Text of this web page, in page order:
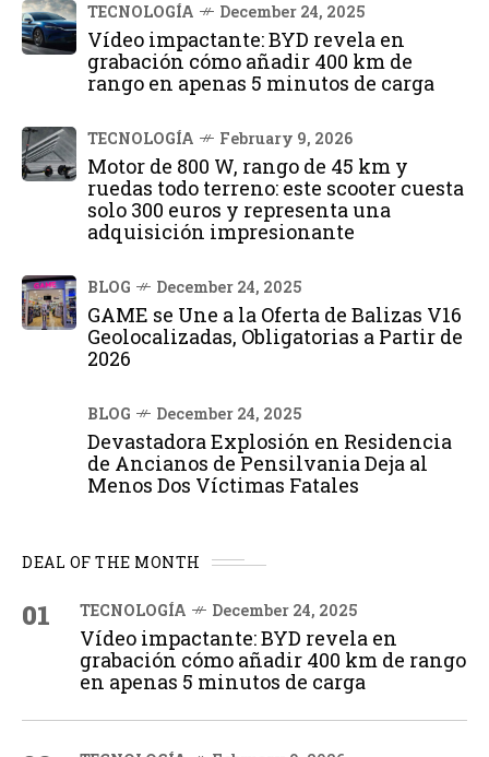
TECNOLOGÍA December 24, 2025
Vídeo impactante: BYD revela en
grabación cómo añadir 400 km de
rango en apenas 5 minutos de carga
TECNOLOGÍA February 9, 2026
Motor de 800 W, rango de 45 km y
ruedas todo terreno: este scooter cuesta
solo 300 euros y representa una
adquisición impresionante
BLOG December 24, 2025
GAME se Une a la Oferta de Balizas V16
Geolocalizadas, Obligatorias a Partir de
2026
BLOG December 24, 2025
Devastadora Explosión en Residencia
de Ancianos de Pensilvania Deja al
Menos Dos Víctimas Fatales
DEAL OF THE MONTH
01 TECNOLOGÍA December 24, 2025
Vídeo impactante: BYD revela en
grabación cómo añadir 400 km de rango
en apenas 5 minutos de carga